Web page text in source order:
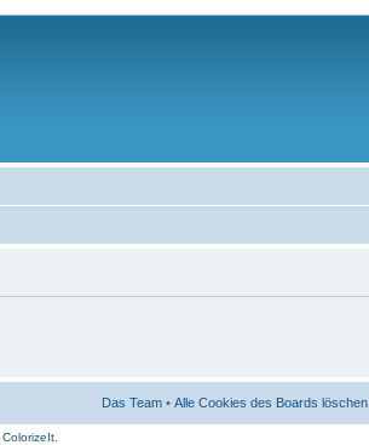
Das Team • Alle Cookies des Boards löschen
ColorizeIt.